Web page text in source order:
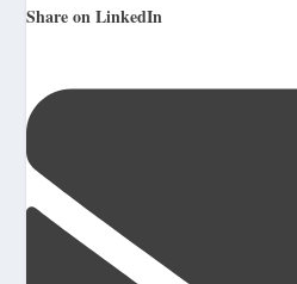
Share on LinkedIn